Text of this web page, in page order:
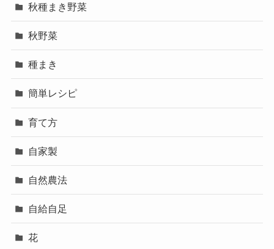
秋種まき野菜
秋野菜
種まき
簡単レシピ
育て方
自家製
自然農法
自給自足
花